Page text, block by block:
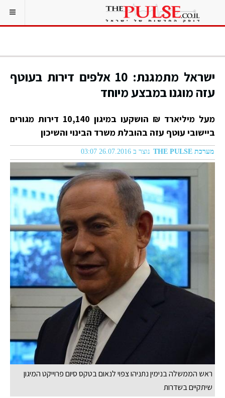
ישראל מתמגנת: 10 אלפים דירות בעוטף
עזה מוגנו במבצע מיוחד
מעל מיליארד ₪ הושקעו במיגון 10,140 דירות מגורים
ביישובי עוטף עזה בהובלת משרד הבינוי והשיכון
מערכת THE PULSE נוצר ב 26.07.2016 03:07
ראש הממשלה בנימין נתניהו צפוי לנאום בטקס סיום פרוייקט המיגון
שיתקיים בשדרות